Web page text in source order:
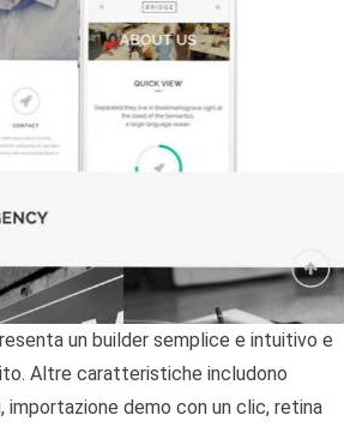
un builder semplice e intuitivo e
Altre caratteristiche includono
demo con un clic, retina